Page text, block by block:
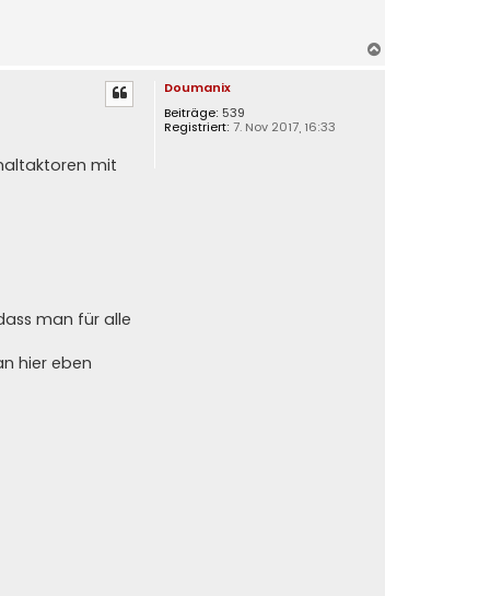
Doumanix
Beiträge: 539
Registriert: 7. Nov 2017, 16:33
mit
man für alle
hier eben